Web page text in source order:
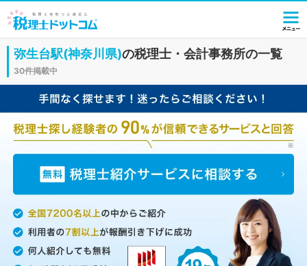
弥生台駅(神奈川県)の税理士・会計事務所の一覧
30件掲載中